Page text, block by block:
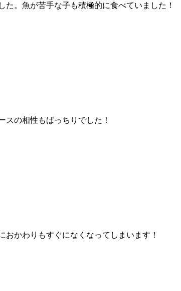
。魚が苦手な子も積極的に食べていました！
スの相性もばっちりでした！
かわりもすぐになくなってしまいます！